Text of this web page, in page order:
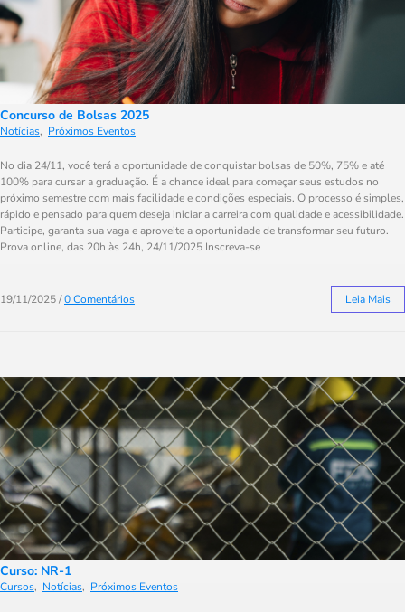
Concurso de Bolsas 2025
Notícias, Próximos Eventos
No dia 24/11, você terá a oportunidade de conquistar bolsas de 50%, 75% e até
100% para cursar a graduação. É a chance ideal para começar seus estudos no
próximo semestre com mais facilidade e condições especiais. O processo é simples,
rápido e pensado para quem deseja iniciar a carreira com qualidade e acessibilidade.
Participe, garanta sua vaga e aproveite a oportunidade de transformar seu futuro.
Prova online, das 20h às 24h, 24/11/2025 Inscreva-se
19/11/2025/0 Comentários Leia Mais
Curso: NR-1
Cursos, Notícias, Próximos Eventos